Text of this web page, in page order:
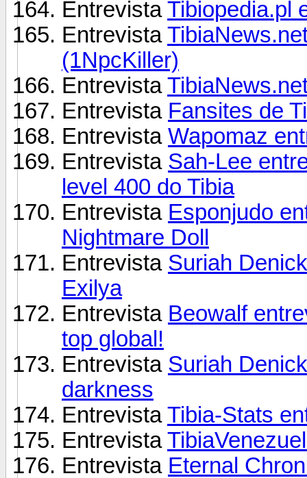
EntrevistaTibiopedia.pl
Entrevista
(1NpcKiller)
Entrevista
Entrevista Fansites de
Entrevista Wapomaz
Entrevista Sah-Lee
level 400 do Tibia
Entrevista Esponjudo
Nightmare Doll
Entrevista Suriah
Exilya
Entrevista Beowalf
top global!
Entrevista Suriah
darkness
EntrevistaTibia-Stats
Entrevista
Entrevista Eternal